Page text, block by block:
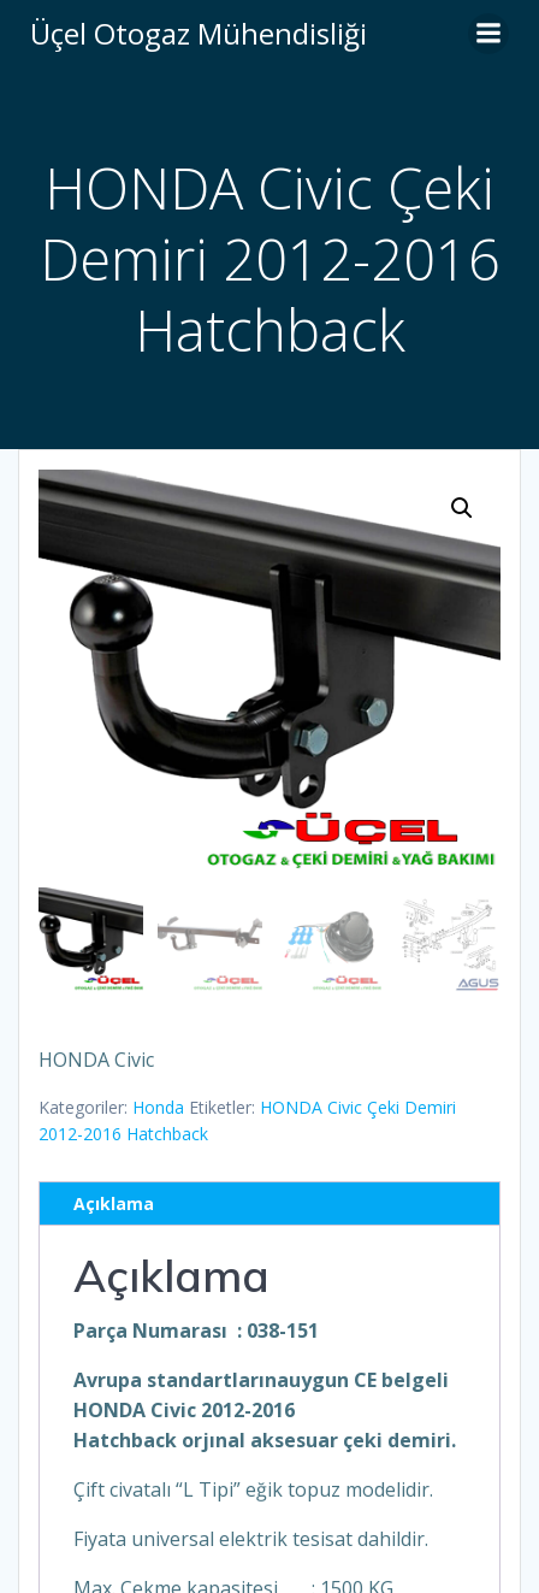
Üçel Otogaz Mühendisliği
HONDA Civic Çeki
Demiri 2012-2016
Hatchback
HONDA Civic
Kategoriler: Honda Etiketler: HONDA Civic Çeki Demiri
2012-2016 Hatchback
Açıklama
Açıklama
Parça Numarası : 038-151
Avrupa standartlarınauygun CE belgeli
HONDA Civic 2012-2016
Hatchback orjınal aksesuar çeki demiri.
Çift civatalı “L Tipi” eğik topuz modelidir.
Fiyata universal elektrik tesisat dahildir.